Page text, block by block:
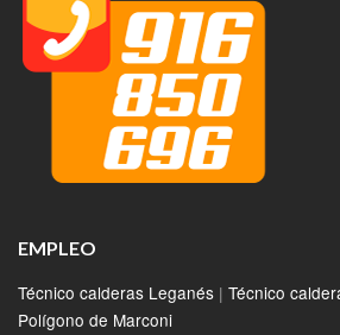
EMPLEO
Técnico calderas Leganés | Técnico
Polígono de Marconi